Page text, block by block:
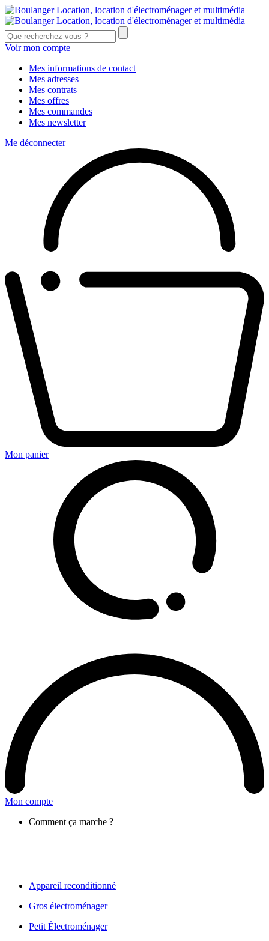
Voir mon compte
Mes informations de contact
Mes adresses
Mes contrats
Mes offres
Mes commandes
Mes newsletter
Me déconnecter
Mon panier
Mon compte
Comment ça marche ?
Appareil reconditionné
Gros électroménager
Petit Électroménager